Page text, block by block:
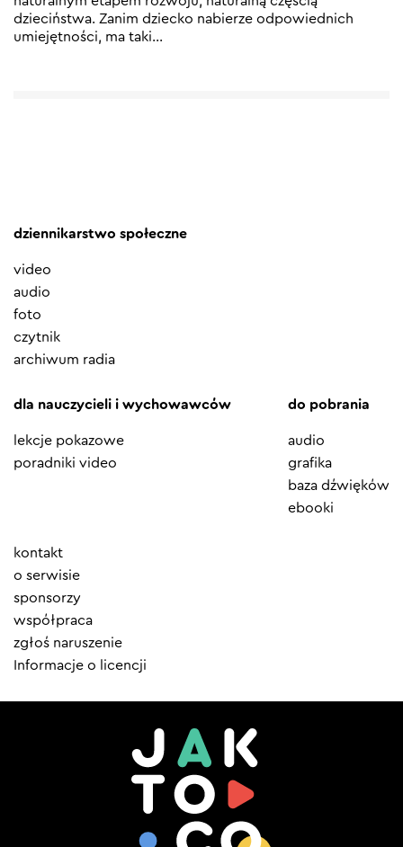
dzieciństwa. Zanim dziecko nabierze odpowiednich
umiejętności, ma taki…
dziennikarstwo społeczne
video
audio
foto
czytnik
archiwum radia
dla nauczycieli i wychowawców
lekcje pokazowe
poradniki video
do pobrania
audio
grafika
baza dźwięków
ebooki
Element
menu
kontakt
o serwisie
sponsorzy
współpraca
zgłoś naruszenie
Informacje o licencji